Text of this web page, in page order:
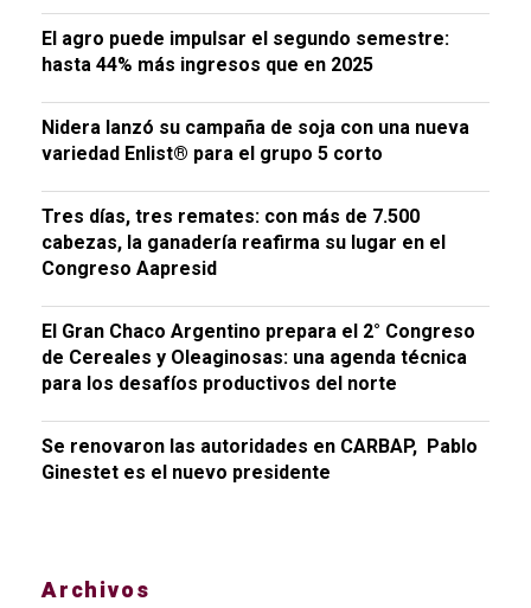
El agro puede impulsar el segundo semestre:
hasta 44% más ingresos que en 2025
Nidera lanzó su campaña de soja con una nueva
variedad Enlist® para el grupo 5 corto
Tres días, tres remates: con más de 7.500
cabezas, la ganadería reafirma su lugar en el
Congreso Aapresid
El Gran Chaco Argentino prepara el 2° Congreso
de Cereales y Oleaginosas: una agenda técnica
para los desafíos productivos del norte
Se renovaron las autoridades en CARBAP, Pablo
Ginestet es el nuevo presidente
Archivos